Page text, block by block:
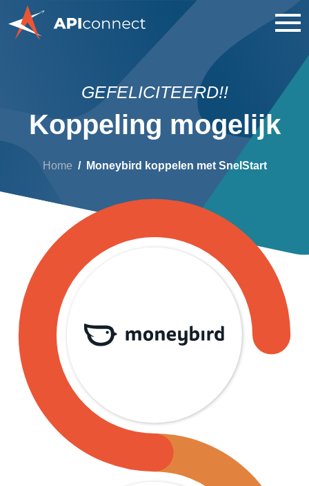
GEFELICITEERD!!
Koppeling mogelijk
Home Moneybird koppelen met SnelStart